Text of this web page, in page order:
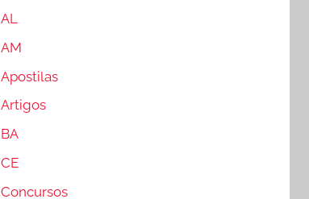
AL
AM
Apostilas
Artigos
BA
CE
Concursos